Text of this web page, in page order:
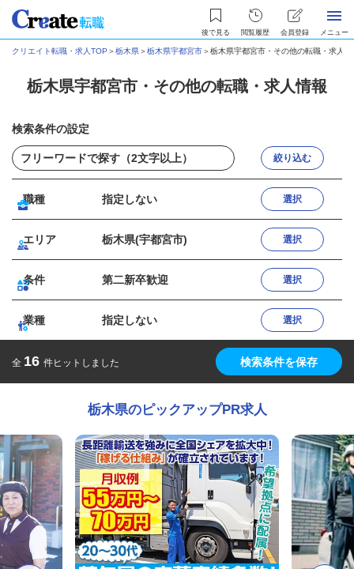
後で見る 閲覧履歴 会員登録 メニュー
クリエイト転職・求人TOP ＞栃木県＞栃木県宇都宮市＞栃木県宇都宮市・その他の転職・求人情
栃木県宇都宮市・その他の転職・求人情報
検索条件の設定
絞り込む
職種 指定しない 選択
エリア 栃木県(宇都宮市) 選択
条件 第二新卒歓迎 選択
業種 指定しない 選択
全 16 件ヒットしました 検索条件を保存
栃木県のピックアップPR求人